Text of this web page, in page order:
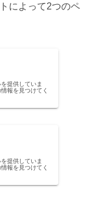
によって2つのペ
提供していま
報を見つけてく
提供していま
報を見つけてく